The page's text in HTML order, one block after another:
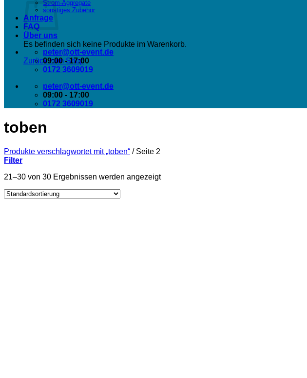
Es befinden sich keine Produkte im Warenkorb.
Zurück zum Shop
Strom-Aggregate
sonstiges Zubehör
Anfrage
FAQ
Über uns
peter@ott-event.de
09:00 - 17:00
0172 3609019
peter@ott-event.de
09:00 - 17:00
0172 3609019
toben
Produkte verschlagwortet mit „toben“ /Seite 2
Filter
21–30 von 30 Ergebnissen werden angezeigt